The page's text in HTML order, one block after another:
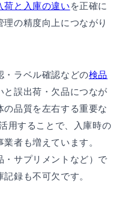
荷と入庫の違い を正確に
の精度向上につながり
・ラベル確認などの検品
と誤出荷・欠品につなが
の品質を左右する重要な
用することで、入庫時の
者も増えています。
・サプリメントなど）で
録も不可欠です。